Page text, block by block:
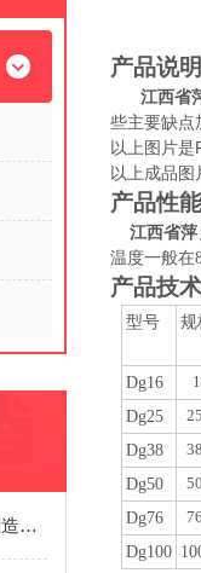
迪尔设备与您分享金属鲍尔环制造过程
产品说
江西省
些主要缺点
以上图片是
以上成品图
产品性
江西省
温度一般在
产品技
型号 规
Dg16
Dg25
Dg38
Dg50
Dg76
Dg100